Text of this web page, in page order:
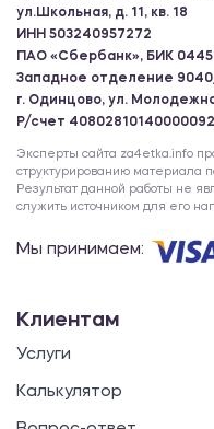
ул.Школьная, д. 11, кв. 18
ИНН 503240957272
ПАО «Сбербанк», БИК
Западное отделение
г. Одинцово, ул.
Р/счет
Эксперты сайта za4etka.info
структурированию материала
Результат данной работы не
служить источником для его
Мы принимаем:
Клиентам
Услуги
Калькулятор